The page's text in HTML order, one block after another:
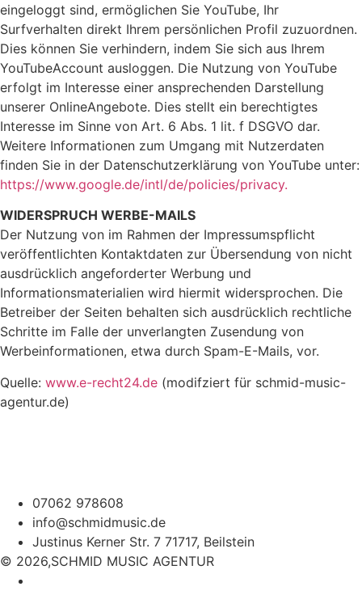
eingeloggt sind, ermöglichen Sie YouTube, Ihr
Surfverhalten direkt Ihrem persönlichen Profil zuzuordnen.
Dies können Sie verhindern, indem Sie sich aus Ihrem
YouTubeAccount ausloggen. Die Nutzung von YouTube
erfolgt im Interesse einer ansprechenden Darstellung
unserer OnlineAngebote. Dies stellt ein berechtigtes
Interesse im Sinne von Art. 6 Abs. 1 lit. f DSGVO dar.
Weitere Informationen zum Umgang mit Nutzerdaten
finden Sie in der Datenschutzerklärung von YouTube unter:
https://www.google.de/intl/de/policies/privacy.
WIDERSPRUCH WERBE-MAILS
Der Nutzung von im Rahmen der Impressumspflicht
veröffentlichten Kontaktdaten zur Übersendung von nicht
ausdrücklich angeforderter Werbung und
Informationsmaterialien wird hiermit widersprochen. Die
Betreiber der Seiten behalten sich ausdrücklich rechtliche
Schritte im Falle der unverlangten Zusendung von
Werbeinformationen, etwa durch Spam-E-Mails, vor.
Quelle: www.e-recht24.de (modifziert für schmid-music-
agentur.de)
07062 978608
info@schmidmusic.de
Justinus Kerner Str. 7 71717, Beilstein
© 2026,SCHMID MUSIC AGENTUR